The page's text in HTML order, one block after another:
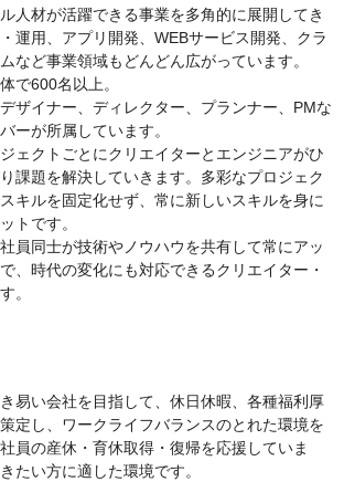
人材が活躍できる事業を多角的に展開してき
運用、アプリ開発、WEBサービス開発、クラ
など事業領域もどんどん広がっています。
で600名以上。
ザイナー、ディレクター、プランナー、PMな
ーが所属しています。
ェクトごとにクリエイターとエンジニアがひ
課題を解決していきます。多彩なプロジェク
キルを固定化せず、常に新しいスキルを身に
トです。
員同士が技術やノウハウを共有して常にアッ
、時代の変化にも対応できるクリエイター・
。
易い会社を目指して、休日休暇、各種福利厚
定し、ワークライフバランスのとれた環境を
員の産休・育休取得・復帰を応援していま
たい方に適した環境です。